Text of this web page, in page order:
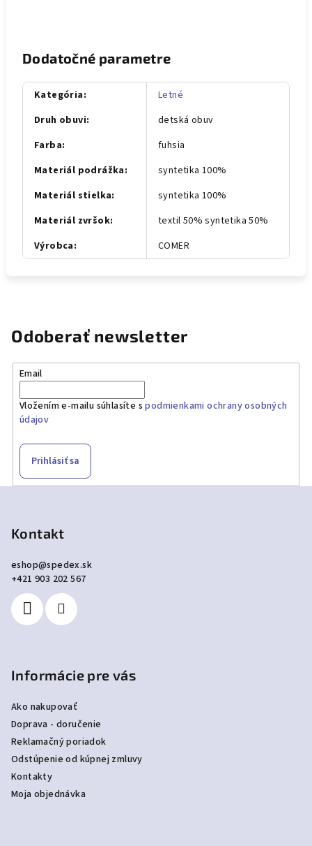
Dodatočné parametre
Kategória:
Letné
Druh obuvi:
detská obuv
Farba:
fuhsia
Materiál podrážka:
syntetika 100%
Materiál stielka:
syntetika 100%
Materiál zvršok:
textil 50% syntetika 50%
Výrobca: COMER
Odoberať newsletter
Email
Vložením e-mailu súhlasíte spodmienkami ochrany osobných
údajov
Prihlásiť sa
Kontakt
eshop@spedex.sk
+421 903 202 567
Informácie pre vás
Ako nakupovať
Doprava - doručenie
Reklamačný poriadok
Odstúpenie od kúpnej zmluvy
Kontakty
Moja objednávka